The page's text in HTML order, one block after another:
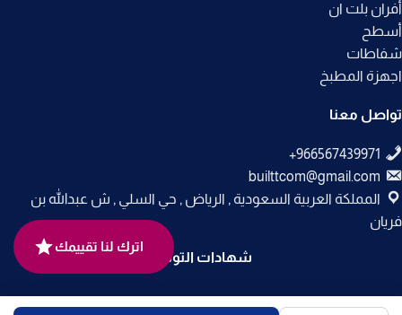
أفران بلت ان
أسطح
شفاطات
اجهزة المطبخ
تواصل معنا
builttcom@gmail.com
المملكة العربية السعودية , الرياض , حي السلي , ش عبدالله بن
فريان
شهادات التوثيق
جميع الحقوق محفوظة لـمتجر بلت إن© 2025.
اترك لنا تقييمك